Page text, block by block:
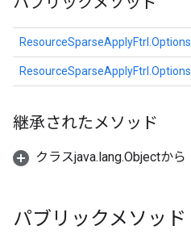
ResourceSparseApplyFtrl.Options
ResourceSparseApplyFtrl.Options
継承されたメソッド
クラスjava.lang.Objectから
パブリックメソッド